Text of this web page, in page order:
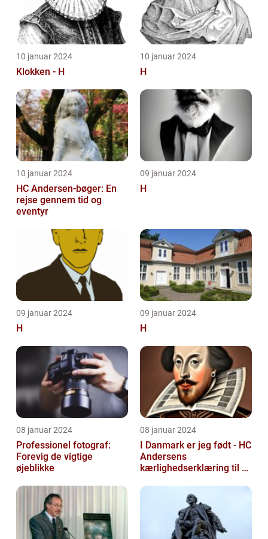
10 januar 2024
Klokken - H
10 januar 2024
H
10 januar 2024
HC Andersen-bøger: En
rejse gennem tid og
eventyr
09 januar 2024
H
09 januar 2024
H
09 januar 2024
H
08 januar 2024
Professionel fotograf:
Forevig de vigtige
øjeblikke
08 januar 2024
I Danmark er jeg født - HC
Andersens
kærlighedserklæring til sit